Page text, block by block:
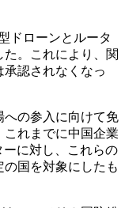
ドローンとルータ
。これにより、関
認されなくなっ
への参入に向けて免
これまでに中国企業
に対し、これらの
国を対象にしたも